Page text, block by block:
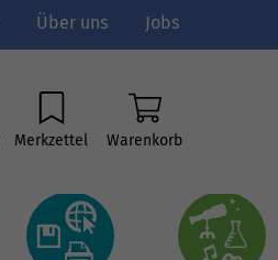
Über uns Jobs
Merkzettel Warenkorb